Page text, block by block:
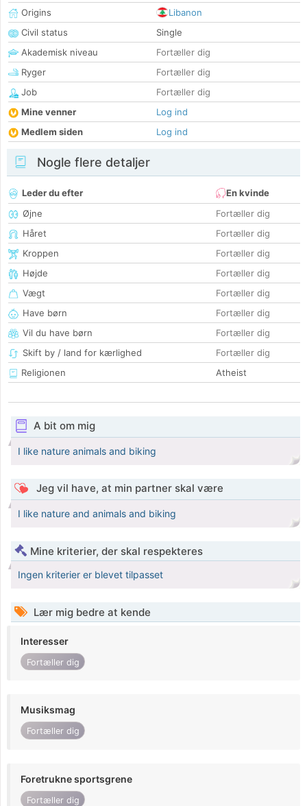
Origins
Libanon
Civil status
Single
Akademisk niveau
Fortæller dig
Ryger
Fortæller dig
Job
Fortæller dig
Mine venner
Log ind
Medlem siden
Log ind
Nogle flere detaljer
Leder du efter
En kvinde
Øjne
Fortæller dig
Håret
Fortæller dig
Kroppen
Fortæller dig
Højde
Fortæller dig
Vægt
Fortæller dig
Have børn
Fortæller dig
Vil du have børn
Fortæller dig
Skift by / land for kærlighed
Fortæller dig
Religionen
Atheist
A bit om mig
I like nature animals and biking
Jeg vil have, at min partner skal være
I like nature and animals and biking
Mine kriterier, der skal respekteres
Ingen kriterier er blevet tilpasset
Lær mig bedre at kende
Interesser
Fortæller dig
Musiksmag
Fortæller dig
Foretrukne sportsgrene
Fortæller dig